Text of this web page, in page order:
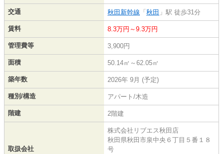
交通 秋田新幹線 「 秋田 」駅 徒歩31分
賃料 8.3万円～9.3万円
管理費等 3,900円
面積 50.14㎡～62.05㎡
築年数 2026年 9月 (予定)
種別/構造 アパート/木造
階建 2階建
取扱会社
株式会社リブエス秋田店
秋田県秋田市泉中央６丁目５番１８
号